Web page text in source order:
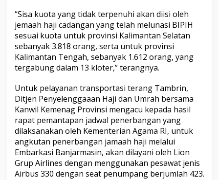
“Sisa kuota yang tidak terpenuhi akan diisi oleh
jemaah haji cadangan yang telah melunasi BIPIH
sesuai kuota untuk provinsi Kalimantan Selatan
sebanyak 3.818 orang, serta untuk provinsi
Kalimantan Tengah, sebanyak 1.612 orang, yang
tergabung dalam 13 kloter,” terangnya.
Untuk pelayanan transportasi terang Tambrin,
Ditjen Penyelenggaaan Haji dan Umrah bersama
Kanwil Kemenag Provinsi mengacu kepada hasil
rapat pemantapan jadwal penerbangan yang
dilaksanakan oleh Kementerian Agama RI, untuk
angkutan penerbangan jamaah haji melalui
Embarkasi Banjarmasin, akan dilayani oleh Lion
Grup Airlines dengan menggunakan pesawat jenis
Airbus 330 dengan seat penumpang berjumlah 423.